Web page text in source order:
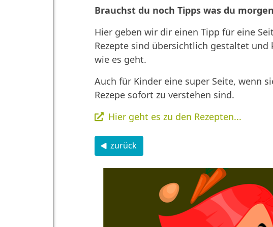
Brauchst du noch Tipps was du
Hier geben wir dir einen Tipp für eine
Rezepte sind übersichtlich gestaltet
wie es geht.
Auch für Kinder eine super Seite, wenn
Rezepe sofort zu verstehen sind.
Hier geht es zu den Rezepten...
zurück